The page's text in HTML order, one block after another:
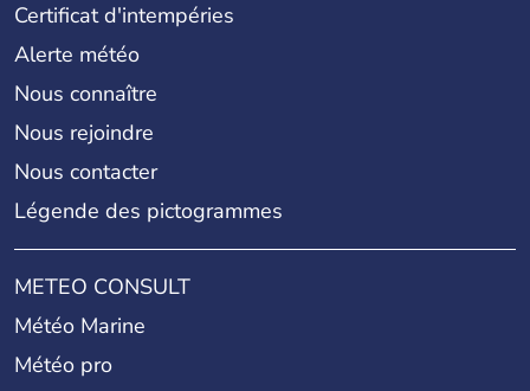
Certificat d'intempéries
Alerte météo
Nous connaître
Nous rejoindre
Nous contacter
Légende des pictogrammes
METEO CONSULT
Météo Marine
Météo pro